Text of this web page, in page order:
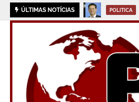
ÚLTIMAS NOTÍCIAS POLITICA